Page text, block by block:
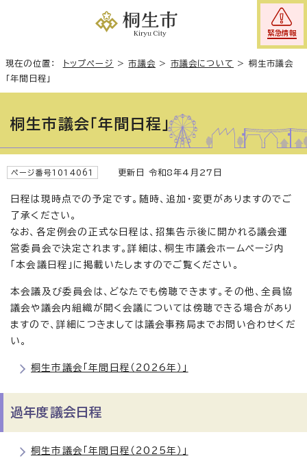
緊急情報
現在の位置： トップページ >市議会 > 市議会について > 桐生市議会
「年間日程」
桐生市議会「年間日程」
ページ番号1014061 更新日 令和8年4月27日
日程は現時点での予定です。随時、追加・変更がありますのでご
了承ください。
なお、各定例会の正式な日程は、招集告示後に開かれる議会運
営委員会で決定されます。詳細は、桐生市議会ホームページ内
「本会議日程」に掲載いたしますのでご覧ください。
本会議及び委員会は、どなたでも傍聴できます。その他、全員協
議会や議会内組織が開く会議については傍聴できる場合があり
ますので、詳細につきましては議会事務局までお問い合わせくだ
い。
桐生市議会「年間日程（2026年）」
過年度議会日程
桐生市議会「年間日程（2025年）」